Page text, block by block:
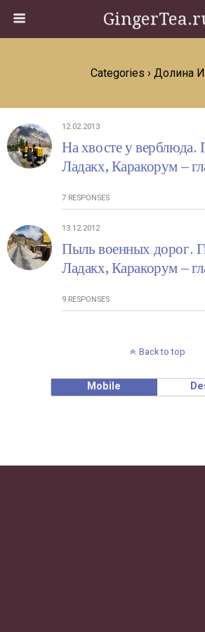
Categories › Долина
12.02.2013
На хвосте у верблюда.
Ладакх, Каракорум –
7 RESPONSES
13.12.2012
Пыль военных дорог.
Ладакх, Каракорум –
9 RESPONSES
Back to top
Mobile